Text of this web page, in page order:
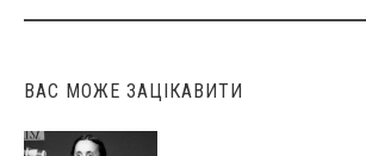
navigation
ВАС МОЖЕ ЗАЦІКАВИТИ